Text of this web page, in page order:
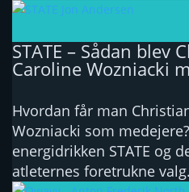
STATE – Sådan blev
Caroline Wozniacki
Hvordan får man
Wozniacki som
energidrikken STATE og
atleternes foretrukne valg.